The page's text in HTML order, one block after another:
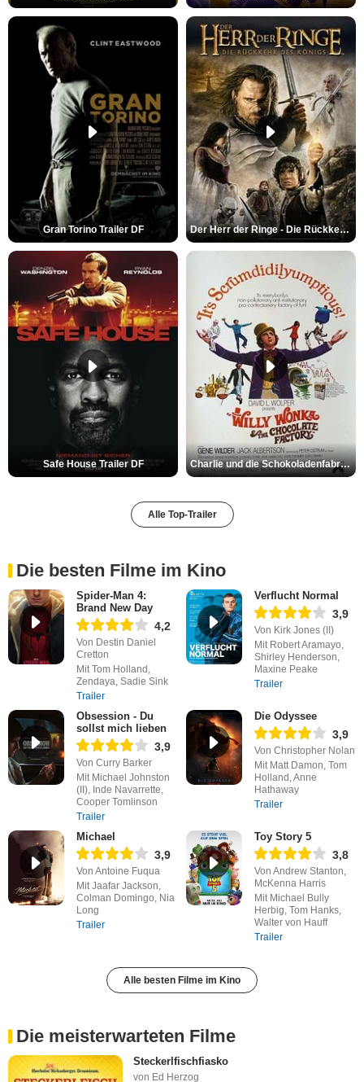
Gran Torino Trailer DF Der Herr der Ringe - Die Rückkehr des Königs Trailer OV
Safe House Trailer DF Charlie und die Schokoladenfabrik Trailer OV
Alle Top-Trailer
Die besten Filme im Kino
Spider-Man 4:
Brand New Day
4,2
Von Destin Daniel
Cretton
Mit Tom Holland,
Zendaya, Sadie Sink
Trailer
Verflucht Normal
3,9
Von Kirk Jones (II)
Mit Robert Aramayo,
Shirley Henderson,
Maxine Peake
Trailer
Obsession - Du
sollst mich lieben
3,9
Von Curry Barker
Mit Michael Johnston
(II), Inde Navarrette,
Cooper Tomlinson
Trailer
Die Odyssee
3,9
Von Christopher Nolan
Mit Matt Damon, Tom
Holland, Anne
Hathaway
Trailer
Michael
3,9
Von Antoine Fuqua
Mit Jaafar Jackson,
Colman Domingo, Nia
Long
Trailer
Toy Story 5
3,8
Von Andrew Stanton,
McKenna Harris
Mit Michael Bully
Herbig, Tom Hanks,
Walter von Hauff
Trailer
Alle besten Filme im Kino
Die meisterwarteten Filme
Steckerlfischfiasko
von Ed Herzog